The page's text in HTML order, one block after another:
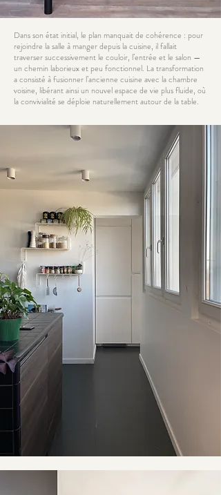
Dans son état initial, le plan manquait de cohérence : pour
rejoindre la salle à manger depuis la cuisine, il fallait
traverser successivement le couloir, l’entrée et le salon —
un chemin laborieux et peu fonctionnel. La transformation
a consisté à fusionner l’ancienne cuisine avec la chambre
voisine, libérant ainsi un nouvel espace de vie plus fluide, où
la convivialité se déploie naturellement autour de la table.